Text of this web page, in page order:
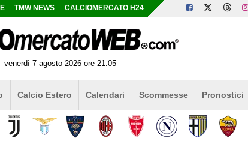
TMW NEWS CALCIOMERCATO H24
venerdì 7 agosto 2026 ore 21:05
Calcio Estero Calendari Scommesse Pronostici